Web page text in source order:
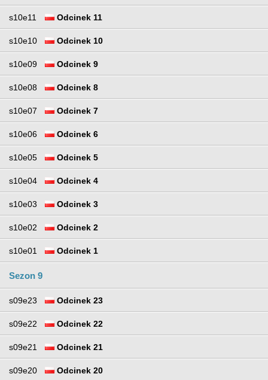
s10e11 Odcinek 11
s10e10 Odcinek 10
s10e09 Odcinek 9
s10e08 Odcinek 8
s10e07 Odcinek 7
s10e06 Odcinek 6
s10e05 Odcinek 5
s10e04 Odcinek 4
s10e03 Odcinek 3
s10e02 Odcinek 2
s10e01 Odcinek 1
Sezon 9
s09e23 Odcinek 23
s09e22 Odcinek 22
s09e21 Odcinek 21
s09e20 Odcinek 20